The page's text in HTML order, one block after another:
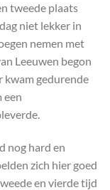
tweede plaats
niet lekker in
nemen met
Leeuwen begon
kwam gedurende
een
nog hard en
zich hier goed
en vierde tijd